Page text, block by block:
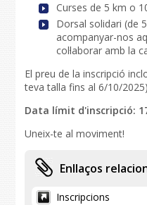
Curses de 5 km o
Dorsal solidari (de
acompanyar-nos
col·laborar amb la
El preu de la inscripció
teva talla fins al 6/10/
Data límit d'inscripció:
Uneix-te al moviment!
Enllaços
Inscripcions